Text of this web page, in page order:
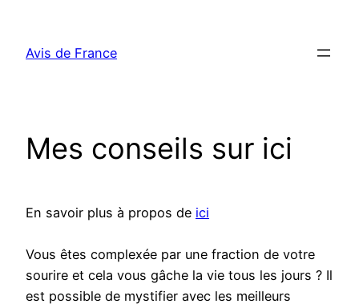
contenu
Avis de France
Mes conseils sur ici
En savoir plus à propos de ici
Vous êtes complexée par une fraction de votre
sourire et cela vous gâche la vie tous les jours ? Il
est possible de mystifier avec les meilleurs